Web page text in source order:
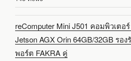
reComputer Mini J501 คอมพิวเตอ
Jetson AGX Orin 64GB/32GB รอ
พอร์ต FAKRA คู่